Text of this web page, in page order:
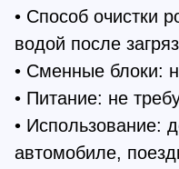
• Способ очистки
водой после
• Сменные блоки:
• Питание: не
• Использование:
автомобиле,